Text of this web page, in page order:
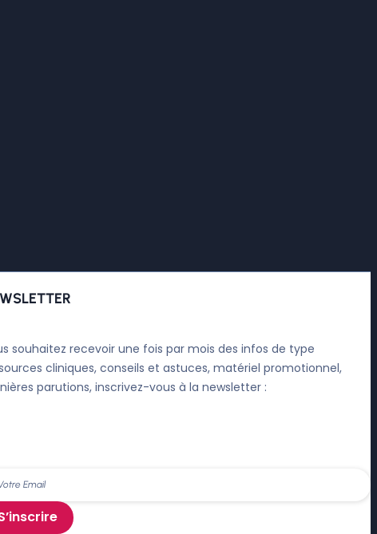
souhaitez recevoir une fois par mois des infos de type
cliniques, conseils et astuces, matériel promotionnel,
parutions, inscrivez-vous à la newsletter :